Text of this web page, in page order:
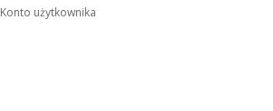
Konto użytkownika